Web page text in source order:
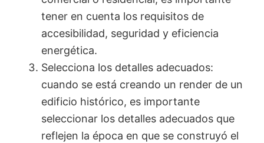
tener en cuenta los requisitos de
accesibilidad, seguridad y eficiencia
energética.
Selecciona los detalles adecuados:
cuando se está creando un render de un
edificio histórico, es importante
seleccionar los detalles adecuados que
reflejen la época en que se construyó el